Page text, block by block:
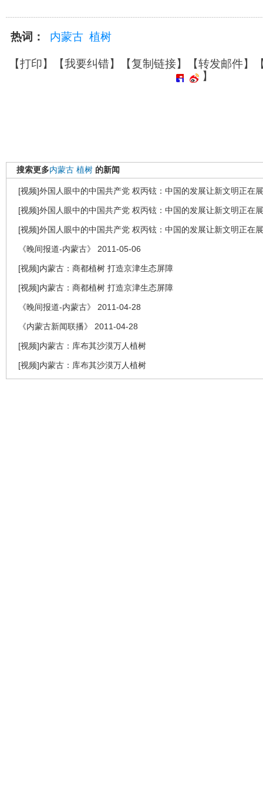
热词： 内蒙古 植树
【打印】【我要纠错】【复制链接】【转发邮件】
】
搜索更多内蒙古 植树 的新闻
[视频]外国人眼中的中国共产党 权丙铉：中国的发展让新文明正在
[视频]外国人眼中的中国共产党 权丙铉：中国的发展让新文明正在
[视频]外国人眼中的中国共产党 权丙铉：中国的发展让新文明正在
《晚间报道-内蒙古》 2011-05-06
[视频]内蒙古：商都植树 打造京津生态屏障
[视频]内蒙古：商都植树 打造京津生态屏障
《晚间报道-内蒙古》 2011-04-28
《内蒙古新闻联播》 2011-04-28
[视频]内蒙古：库布其沙漠万人植树
[视频]内蒙古：库布其沙漠万人植树